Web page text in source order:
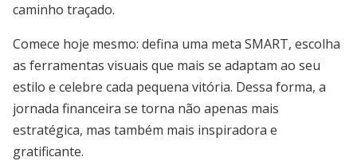
caminho traçado.
Comece hoje mesmo: defina uma meta SMART, escolha
as ferramentas visuais que mais se adaptam ao seu
estilo e celebre cada pequena vitória. Dessa forma, a
jornada financeira se torna não apenas mais
estratégica, mas também mais inspiradora e
gratificante.